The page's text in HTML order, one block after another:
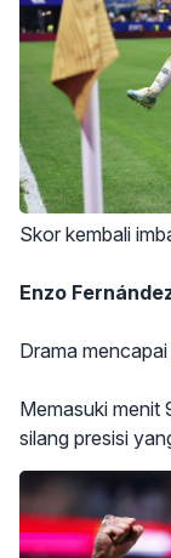
Skor kembali
Enzo
Drama
Memasuki menit
silang presisi